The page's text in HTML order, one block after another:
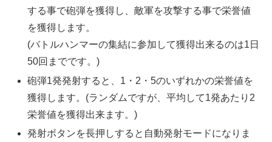
する事で砲弾を獲得し、敵軍を攻撃する事で栄誉値
を獲得します。
(バトルハンマーの集結に参加して獲得出来るのは1日
50回までです。)
砲弾1発発射すると、1・2・5のいずれかの栄誉値を
獲得します。(ランダムですが、平均して1発あたり2
栄誉値を獲得出来ます。)
発射ボタンを長押しすると自動発射モードになりま